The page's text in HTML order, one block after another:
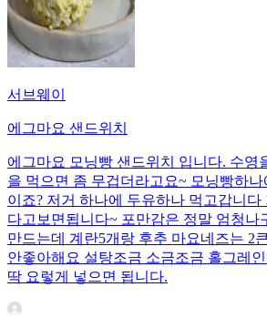
서브웨이
에그마요 샌드위치
에그마요 모닝빵 샌드위치 입니다. 수영
을 먹으면 좀 무겁더라고요~ 모닝빵하
이죠? 저거 하나에 두유하나 먹고갑니다
다고보면됩니다~ 포만감은 정말 엄청나
만드는데 계란5개랑 후추 마요네즈는 2
안좋아해요 설탕조금 소금조금 홀그레
딱 요렇게 넣으면 됩니다.